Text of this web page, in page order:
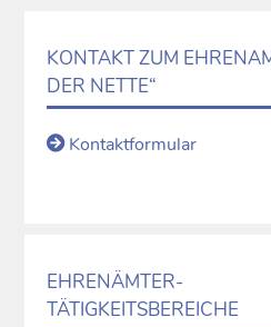
KONTAKT ZUM
DER NETTE“
Kontaktformular
EHRENÄMTER-
TÄTIGKEITSBEREICHE